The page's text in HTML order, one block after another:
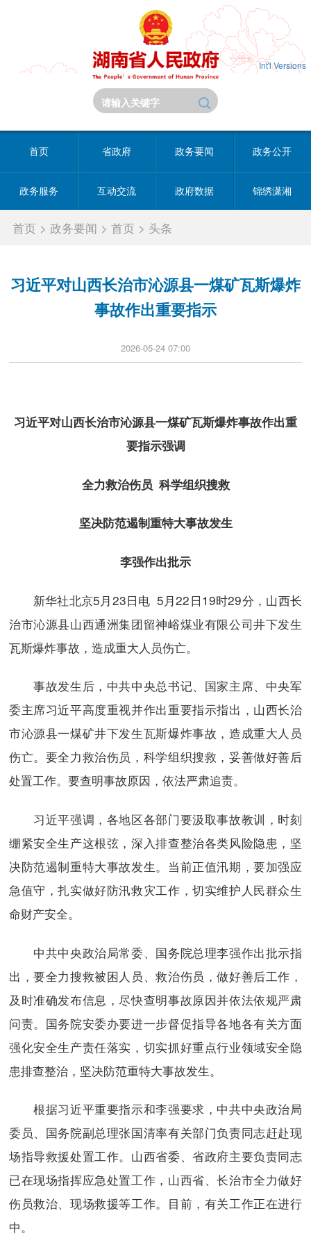
Int'l Versions
首页 省政府 政务要闻 政务公开
政务服务 互动交流 政府数据 锦绣潇湘
首页 >政务要闻 >首页 > 头条
习近平对山西长治市沁源县一煤矿瓦斯爆炸
事故作出重要指示
2026-05-24 07:00
习近平对山西长治市沁源县一煤矿瓦斯爆炸事故作出重
要指示强调
全力救治伤员 科学组织搜救
坚决防范遏制重特大事故发生
李强作出批示
新华社北京5月23日电 5月22日19时29分，山西长
治市沁源县山西通洲集团留神峪煤业有限公司井下发生
瓦斯爆炸事故，造成重大人员伤亡。
事故发生后，中共中央总书记、国家主席、中央军
委主席习近平高度重视并作出重要指示指出，山西长治
市沁源县一煤矿井下发生瓦斯爆炸事故，造成重大人员
伤亡。要全力救治伤员，科学组织搜救，妥善做好善后
处置工作。要查明事故原因，依法严肃追责。
习近平强调，各地区各部门要汲取事故教训，时刻
绷紧安全生产这根弦，深入排查整治各类风险隐患，坚
决防范遏制重特大事故发生。当前正值汛期，要加强应
急值守，扎实做好防汛救灾工作，切实维护人民群众生
命财产安全。
中共中央政治局常委、国务院总理李强作出批示指
出，要全力搜救被困人员、救治伤员，做好善后工作，
及时准确发布信息，尽快查明事故原因并依法依规严肃
问责。国务院安委办要进一步督促指导各地各有关方面
强化安全生产责任落实，切实抓好重点行业领域安全隐
患排查整治，坚决防范重特大事故发生。
根据习近平重要指示和李强要求，中共中央政治局
委员、国务院副总理张国清率有关部门负责同志赶赴现
场指导救援处置工作。山西省委、省政府主要负责同志
已在现场指挥应急处置工作，山西省、长治市全力做好
伤员救治、现场救援等工作。目前，有关工作正在进行
中。